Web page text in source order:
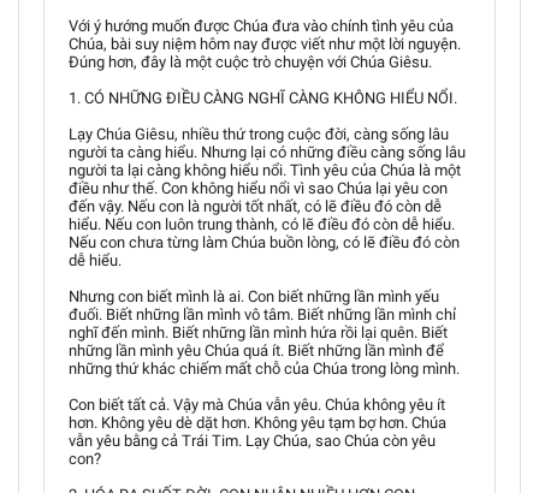
Với ý hướng muốn được Chúa đưa vào chính tình yêu của
Chúa, bài suy niệm hôm nay được viết như một lời nguyện.
Đúng hơn, đây là một cuộc trò chuyện với Chúa Giêsu.
1. CÓ NHỮNG ĐIỀU CÀNG NGHĨ CÀNG KHÔNG HIỂU NỔI.
Lạy Chúa Giêsu, nhiều thứ trong cuộc đời, càng sống lâu
người ta càng hiểu. Nhưng lại có những điều càng sống lâu
người ta lại càng không hiểu nổi. Tình yêu của Chúa là một
điều như thế. Con không hiểu nổi vì sao Chúa lại yêu con
đến vậy. Nếu con là người tốt nhất, có lẽ điều đó còn dễ
hiểu. Nếu con luôn trung thành, có lẽ điều đó còn dễ hiểu.
Nếu con chưa từng làm Chúa buồn lòng, có lẽ điều đó còn
dễ hiểu.
Nhưng con biết mình là ai. Con biết những lần mình yếu
đuối. Biết những lần mình vô tâm. Biết những lần mình chỉ
nghĩ đến mình. Biết những lần mình hứa rồi lại quên. Biết
những lần mình yêu Chúa quá ít. Biết những lần mình để
những thứ khác chiếm mất chỗ của Chúa trong lòng mình.
Con biết tất cả. Vậy mà Chúa vẫn yêu. Chúa không yêu ít
hơn. Không yêu dè dặt hơn. Không yêu tạm bợ hơn. Chúa
vẫn yêu bằng cả Trái Tim. Lạy Chúa, sao Chúa còn yêu
con?